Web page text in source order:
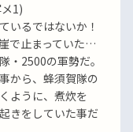
1)
いるではないか！
で止まっていた…
・2500の軍勢だ。
から、蜂須賀隊の
ように、煮炊を
きをしていた事だ